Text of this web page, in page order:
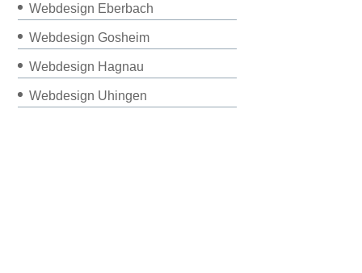
Webdesign Eberbach
Webdesign Gosheim
Webdesign Hagnau
Webdesign Uhingen